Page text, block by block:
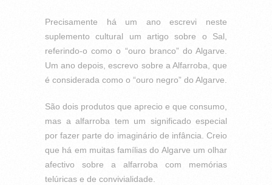
Precisamente há um ano escrevi neste
suplemento cultural um artigo sobre o Sal,
referindo-o como o “ouro branco” do Algarve.
Um ano depois, escrevo sobre a Alfarroba, que
é considerada como o “ouro negro” do Algarve.
São dois produtos que aprecio e que consumo,
mas a alfarroba tem um significado especial
por fazer parte do imaginário de infância. Creio
que há em muitas famílias do Algarve um olhar
afectivo sobre a alfarroba com memórias
telúricas e de convivialidade.